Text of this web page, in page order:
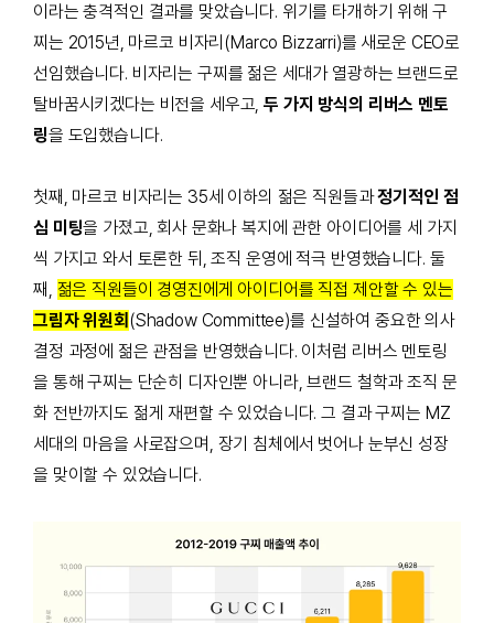
이라는 충격적인 결과를 맞았습니다. 위기를 타개하기 위해 구
찌는 2015년, 마르코 비자리(Marco Bizzarri)를 새로운 CEO로
선임했습니다. 비자리는 구찌를 젊은 세대가 열광하는 브랜드로
탈바꿈시키겠다는 비전을 세우고,두 가지 방식의 리버스 멘토
링을 도입했습니다.
첫째, 마르코 비자리는 35세 이하의 젊은 직원들과정기적인 점
심 미팅을 가졌고, 회사 문화나 복지에 관한 아이디어를 세 가지
씩 가지고 와서 토론한 뒤, 조직 운영에 적극 반영했습니다. 둘
째, 젊은 직원들이 경영진에게 아이디어를 직접 제안할 수 있는
그림자 위원회 (Shadow Committee)를 신설하여 중요한 의사
결정 과정에 젊은 관점을 반영했습니다. 이처럼 리버스 멘토링
을 통해 구찌는 단순히 디자인뿐 아니라, 브랜드 철학과 조직 문
화 전반까지도 젊게 재편할 수 있었습니다. 그 결과 구찌는 MZ
세대의 마음을 사로잡으며, 장기 침체에서 벗어나 눈부신 성장
을 맞이할 수 있었습니다.